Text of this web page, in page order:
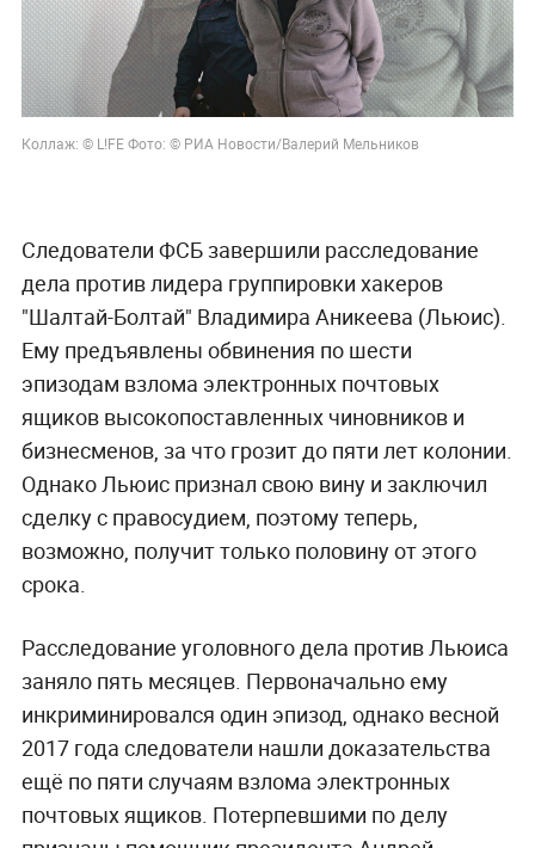
Коллаж: © L!FE Фото: © РИА Новости/Валерий Мельников
Следователи ФСБ завершили расследование
дела против лидера группировки хакеров
"Шалтай-Болтай" Владимира Аникеева (Льюис).
Ему предъявлены обвинения по шести
эпизодам взлома электронных почтовых
ящиков высокопоставленных чиновников и
бизнесменов, за что грозит до пяти лет колонии.
Однако Льюис признал свою вину и заключил
сделку с правосудием, поэтому теперь,
возможно, получит только половину от этого
срока.
Расследование уголовного дела против Льюиса
заняло пять месяцев. Первоначально ему
инкриминировался один эпизод, однако весной
2017 года следователи нашли доказательства
ещё по пяти случаям взлома электронных
почтовых ящиков. Потерпевшими по делу